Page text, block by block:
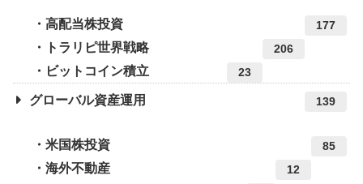
高配当株投資 177
トラリピ世界戦略 206
ビットコイン積立 23
グローバル資産運用 139
米国株投資 85
海外不動産 12